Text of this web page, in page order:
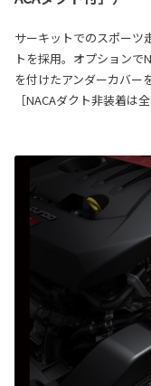
サーキットでのスポーツ
トを採用。オプションで
を付けたアンダーカバー
［NACAダクト非装着は